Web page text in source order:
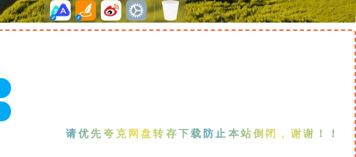
请优先夸克网盘转存下载防止本站倒闭，谢谢！！！